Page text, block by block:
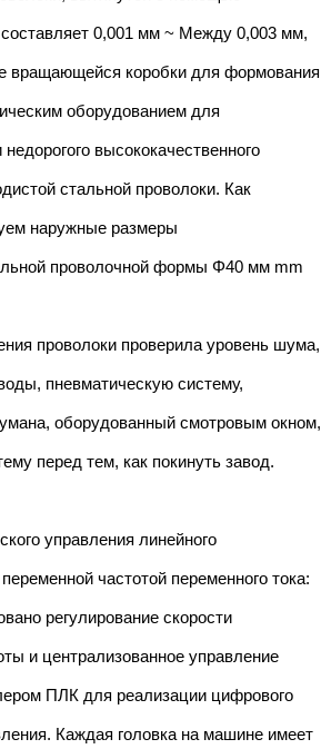
0,001 мм ~ Между 0,003 мм,
вращающейся коробки для формования
оборудованием для
высококачественного
стальной проволоки. Как
наружные размеры
проволочной формы Φ40 мм mm
проволоки проверила уровень шума,
пневматическую систему,
оборудованный смотровым окном,
перед тем, как покинуть завод.
управления линейного
частотой переменного тока:
регулирование скорости
и централизованное управление
ПЛК для реализации цифрового
Каждая головка на машине имеет